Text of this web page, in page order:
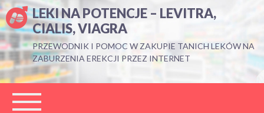
LEKI NA POTENCJE – LEVITRA,
CIALIS, VIAGRA
PRZEWODNIK I POMOC W ZAKUPIE TANICH LEKÓW NA
ZABURZENIA EREKCJI PRZEZ INTERNET